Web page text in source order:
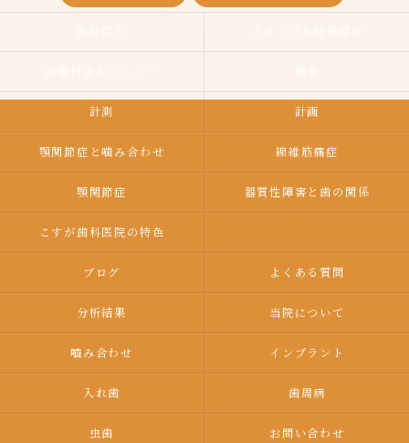
計測 計画
顎関節症と噛み合わせ 線維筋痛症
顎関節症 器質性障害と歯の関係
こすが歯科医院の特色
ブログ よくある質問
分析結果 当院について
嚙み合わせ インプラント
入れ歯 歯周病
虫歯 お問い合わせ